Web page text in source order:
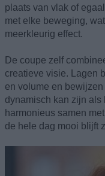
plaats van vlak of
met elke beweging,
meerkleurig effect.
De coupe zelf
creatieve visie. Lagen
en volume en bewijzen
dynamisch kan zijn
harmonieus samen
de hele dag mooi blijft